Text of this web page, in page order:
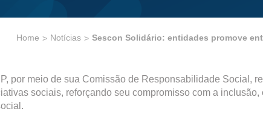
Home Notícias Sescon Solidário: entidades promove
por meio de sua Comissão de Responsabilidade Social,
sociais, reforçando seu compromisso com a